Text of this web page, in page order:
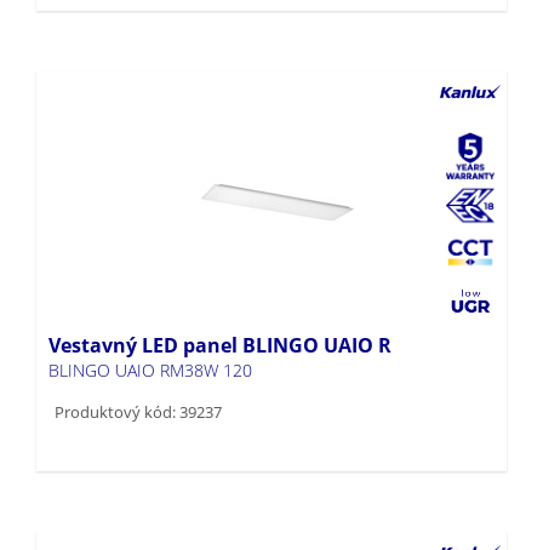
Vestavný LED panel BLINGO UAIO R
BLINGO UAIO RM38W 120
Produktový kód: 39237